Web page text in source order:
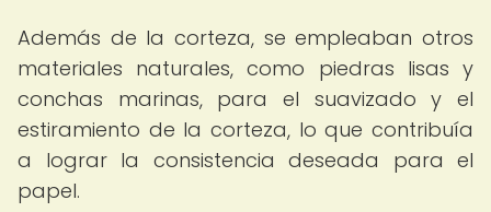
Además de la corteza, se empleaban otros
materiales naturales, como piedras lisas y
conchas marinas, para el suavizado y el
estiramiento de la corteza, lo que contribuía
a lograr la consistencia deseada para el
papel.